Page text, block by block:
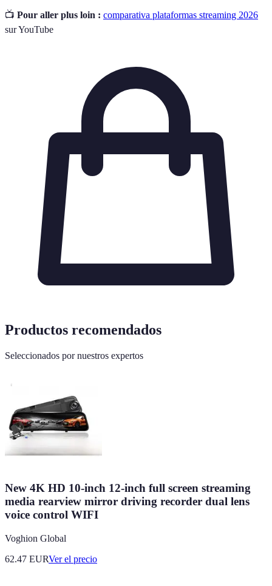
📺 Pour aller plus loin : comparativa plataformas streaming 2026
sur YouTube
Productos recomendados
Seleccionados por nuestros expertos
New 4K HD 10-inch 12-inch full screen streaming
media rearview mirror driving recorder dual lens
voice control WIFI
Voghion Global
62.47 EURVer el precio